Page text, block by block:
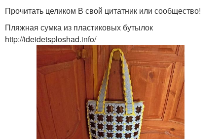
Прочитать целиком В свой цитатник или сообщество!
Пляжная сумка из пластиковых бутылок
http://ideidetsploshad.info/